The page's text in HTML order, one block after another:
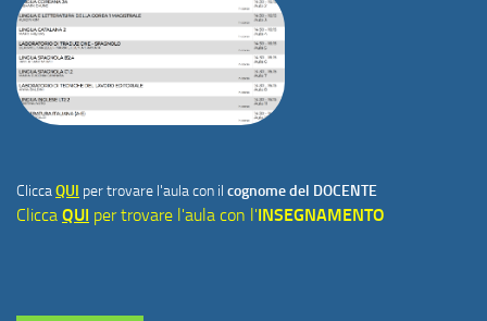
CliccaQUI per trovare l'aula con il cognome del DOCENTE
Clicca QUI per trovare l'aula con l'INSEGNAMENTO